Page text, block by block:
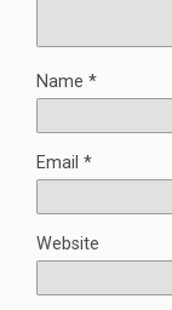
Name *
Email *
Website